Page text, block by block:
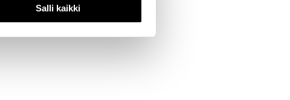
Salli kaikki